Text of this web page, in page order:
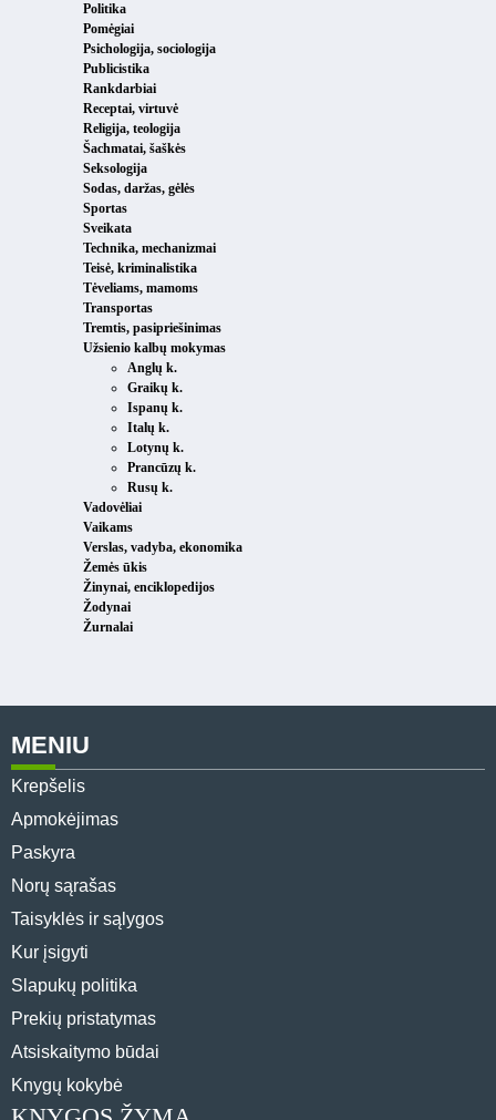
Politika
Pomėgiai
Psichologija, sociologija
Publicistika
Rankdarbiai
Receptai, virtuvė
Religija, teologija
Šachmatai, šaškės
Seksologija
Sodas, daržas, gėlės
Sportas
Sveikata
Technika, mechanizmai
Teisė, kriminalistika
Tėveliams, mamoms
Transportas
Tremtis, pasipriešinimas
Užsienio kalbų mokymas
Anglų k.
Graikų k.
Ispanų k.
Italų k.
Lotynų k.
Prancūzų k.
Rusų k.
Vadovėliai
Vaikams
Verslas, vadyba, ekonomika
Žemės ūkis
Žinynai, enciklopedijos
Žodynai
Žurnalai
MENIU
Krepšelis
Apmokėjimas
Paskyra
Norų sąrašas
Taisyklės ir sąlygos
Kur įsigyti
Slapukų politika
Prekių pristatymas
Atsiskaitymo būdai
Knygų kokybė